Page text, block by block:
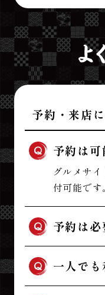
予約・来店
予約は可
グルメサ
付可能です
予約は必
一人で